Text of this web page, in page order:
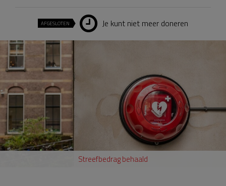
AFGESLOTEN Je kunt niet meer doneren
Streefbedrag behaald